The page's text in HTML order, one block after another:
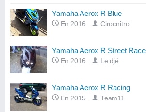
Yamaha Aerox R Blue
En 2016 Cirocnitro
Yamaha Aerox R Street Race
En 2016 Le djé
Yamaha Aerox R Racing
En 2015 Team11